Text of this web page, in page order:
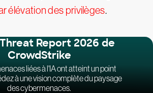
élévation des privilèges.
Report 2026 de
CrowdStrike
liées à l'IA ont atteint un point
à une vision complète du paysage
des cybermenaces.